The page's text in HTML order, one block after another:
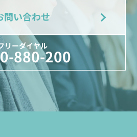
問い合わせ
リーダイヤル
880-200